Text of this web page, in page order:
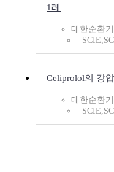
1레
대한순환
Celiprolol의 강
대한순환